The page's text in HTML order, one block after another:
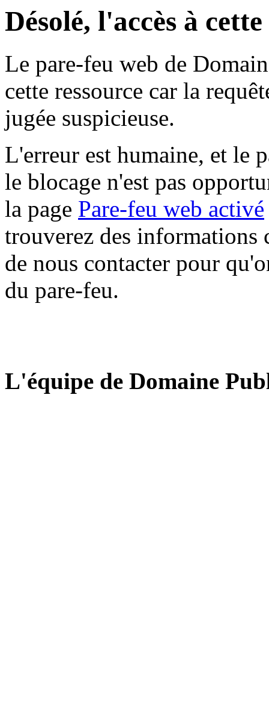
Désolé, l'accès à
Le pare-feu web de
cette ressource car la
jugée suspicieuse.
L'erreur est humaine, et le
le blocage n'est pas
la page Pare-feu web activé
trouverez des informations
de nous contacter pour
du pare-feu.
L'équipe de Domaine